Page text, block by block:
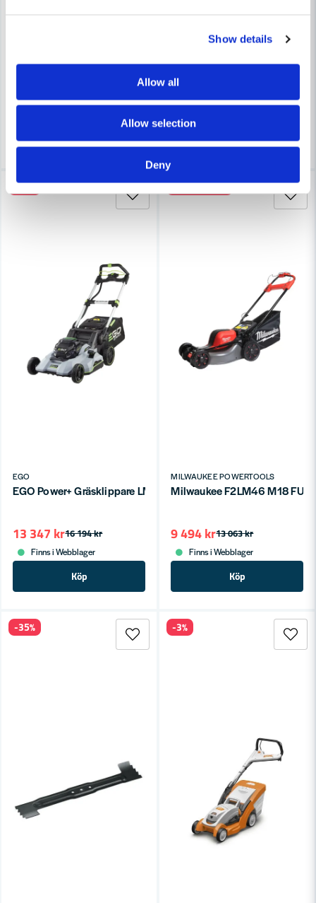
Show details
Allow all
Allow selection
Deny
Makita 191V96-5 Gräsklipparblad 530mm
Leveranstid ifrån leverantör ca
Stihl Gräsklippare RMA 448
8 990 kr
Leveranstid ifrån leverantör ca
EGO
EGO Power+ Gräsklippare LM2135E-SP (1x7,5ah)
16 194 kr
13 347 kr
Finns i Webblager
Köp
-18%
MILWAUKEE POWERTOOLS
Milwaukee F2LM46 M18
13 063 kr
9 494 kr
Finns i Webblager
Köp
Sommarblitz
-35% -3%